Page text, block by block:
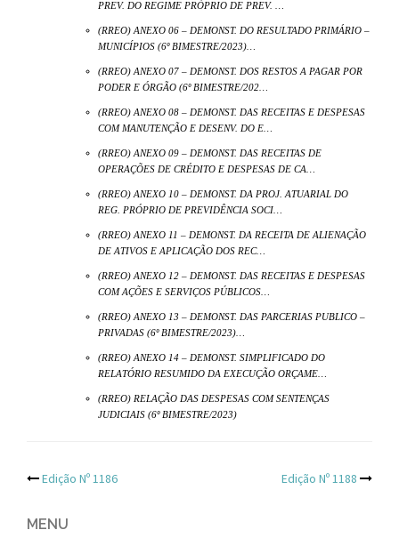
PREV. DO REGIME PRÓPRIO DE PREV. …
(RREO) ANEXO 06 – DEMONST. DO RESULTADO PRIMÁRIO –
MUNICÍPIOS (6º BIMESTRE/2023)…
(RREO) ANEXO 07 – DEMONST. DOS RESTOS A PAGAR POR
PODER E ÓRGÃO (6º BIMESTRE/202…
(RREO) ANEXO 08 – DEMONST. DAS RECEITAS E DESPESAS
COM MANUTENÇÃO E DESENV. DO E…
(RREO) ANEXO 09 – DEMONST. DAS RECEITAS DE
OPERAÇÕES DE CRÉDITO E DESPESAS DE CA…
(RREO) ANEXO 10 – DEMONST. DA PROJ. ATUARIAL DO
REG. PRÓPRIO DE PREVIDÊNCIA SOCI…
(RREO) ANEXO 11 – DEMONST. DA RECEITA DE ALIENAÇÃO
DE ATIVOS E APLICAÇÃO DOS REC…
(RREO) ANEXO 12 – DEMONST. DAS RECEITAS E DESPESAS
COM AÇÕES E SERVIÇOS PÚBLICOS…
(RREO) ANEXO 13 – DEMONST. DAS PARCERIAS PUBLICO –
PRIVADAS (6º BIMESTRE/2023)…
(RREO) ANEXO 14 – DEMONST. SIMPLIFICADO DO
RELATÓRIO RESUMIDO DA EXECUÇÃO ORÇAME…
(RREO) RELAÇÃO DAS DESPESAS COM SENTENÇAS
JUDICIAIS (6º BIMESTRE/2023)
Post
navigation
Edição Nº 1186 Edição Nº 1188
MENU